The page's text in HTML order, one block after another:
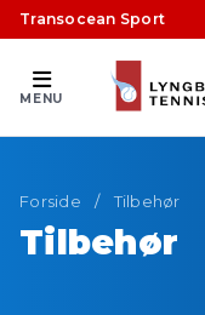
Transocean Sport
MENU
Forside / Tilbehør
Tilbehør